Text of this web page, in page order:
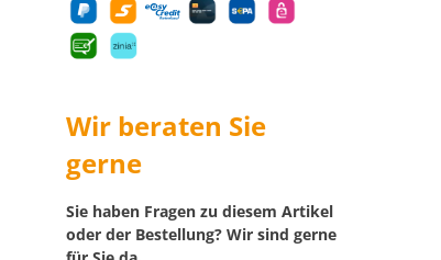
Wir beraten Sie
gerne
Sie haben Fragen zu diesem Artikel
oder der Bestellung? Wir sind gerne